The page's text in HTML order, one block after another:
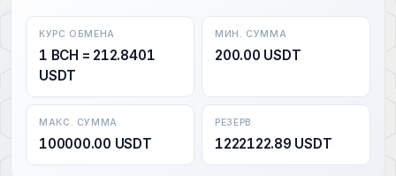
КУРС ОБМЕНА
1 BCH = 212.8401
USDT
МИН. СУММА
200.00 USDT
МАКС. СУММА
100000.00 USDT
РЕЗЕРВ
1222122.89 USDT